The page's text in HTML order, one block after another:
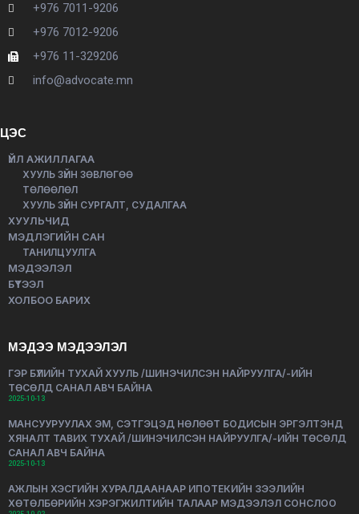
+976 7011-9206
+976 7012-9206
+976 11-329206
info@advocate.mn
ЦЭС
ҮЙЛ АЖИЛЛАГАА
ХУУЛЬ ЗҮЙН ЗӨВЛӨГӨӨ
ТӨЛӨӨЛӨЛ
ХУУЛЬ ЗҮЙН СУРГАЛТ, СУДАЛГАА
ХУУЛЬЧИД
МЭДЛЭГИЙН САН
ТАНИЛЦУУЛГА
МЭДЭЭЛЭЛ
БҮТЭЭЛ
ХОЛБОО БАРИХ
МЭДЭЭ МЭДЭЭЛЭЛ
ГЭР БҮЛИЙН ТУХАЙ ХУУЛЬ /ШИНЭЧИЛСЭН НАЙРУУЛГА/-ИЙН
ТӨСӨЛД САНАЛ АВЧ БАЙНА
2025-10-13
МАНСУУРУУЛАХ ЭМ, СЭТГЭЦЭД НӨЛӨӨТ БОДИСЫН ЭРГЭЛТЭНД
ХЯНАЛТ ТАВИХ ТУХАЙ /ШИНЭЧИЛСЭН НАЙРУУЛГА/-ИЙН ТӨСӨЛД
САНАЛ АВЧ БАЙНА
2025-10-13
АЖЛЫН ХЭСГИЙН ХУРАЛДААНААР ИПОТЕКИЙН ЗЭЭЛИЙН
ХӨТӨЛБӨРИЙН ХЭРЭГЖИЛТИЙН ТАЛААР МЭДЭЭЛЭЛ СОНСЛОО